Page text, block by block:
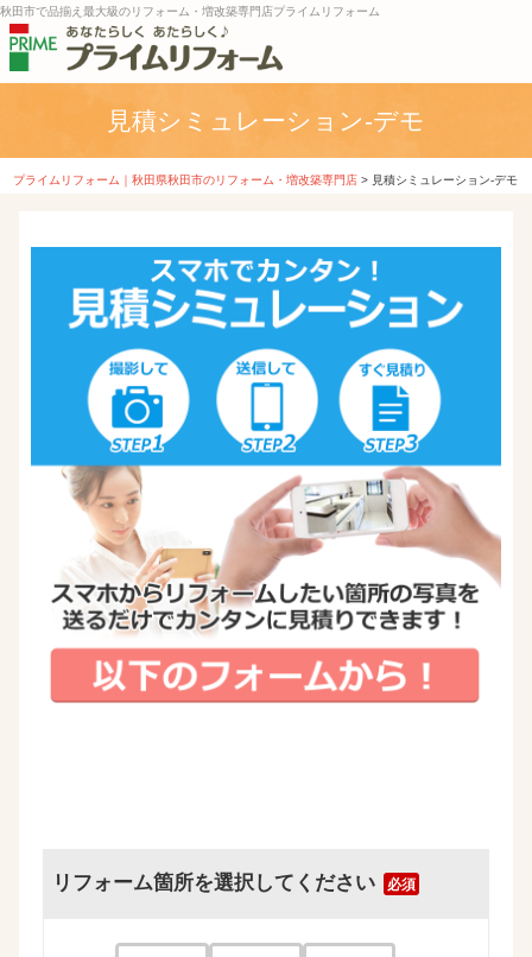
秋田市で品揃え最大級のリフォーム・増改築専門店プライムリフォーム
見積シミュレーション-デモ
プライムリフォーム｜秋田県秋田市のリフォーム・増改築専門店 > 見積シミュレーション-デモ
リフォーム箇所を選択してください 必須